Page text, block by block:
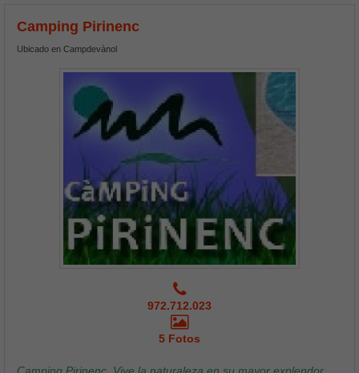
Camping Pirinenc
Ubicado en Campdevànol
972.712.023
5 Fotos
Camping Pirinenc, Vive la naturaleza en su mayor explendor